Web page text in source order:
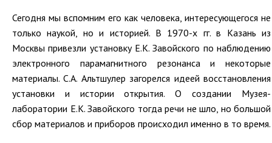
Сегодня мы вспомним его как человека, интересующегося не
только наукой, но и историей. В 1970-х гг. в Казань из
Москвы привезли установку Е.К. Завойского по наблюдению
электронного парамагнитного резонанса и некоторые
материалы. С.А. Альтшулер загорелся идеей восстановления
установки и истории открытия. О создании Музея-
лаборатории Е.К. Завойского тогда речи не шло, но большой
сбор материалов и приборов происходил именно в то время.